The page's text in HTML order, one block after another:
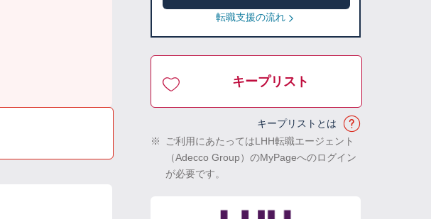
転職支援の流れ
キープリスト
キープリストとは
※
ご利用にあたってはLHH転職エージェント
（Adecco Group）のMyPageへのログイン
が必要です。